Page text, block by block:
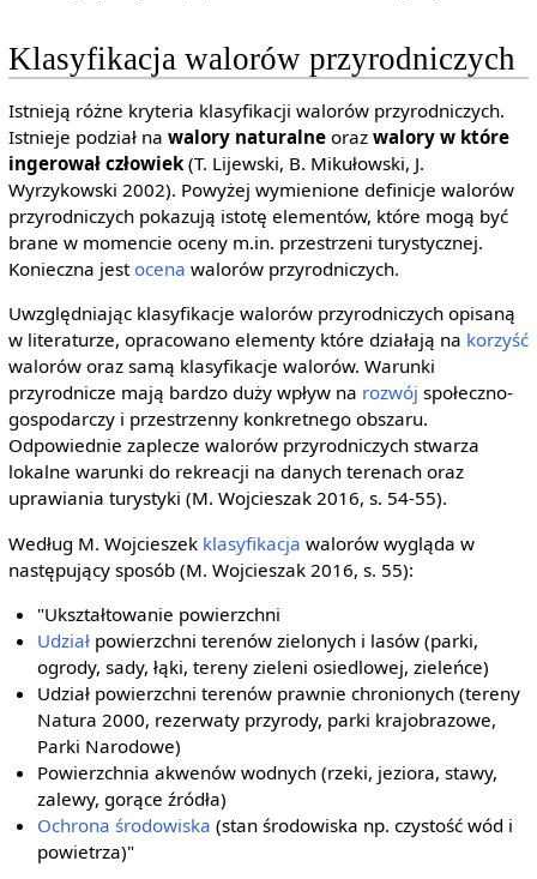
Klasyfikacja walorów przyrodniczych
Istnieją różne kryteria klasyfikacji walorów przyrodniczych.
Istnieje podział na walory naturalneoraz walory w które
ingerował człowiek(T. Lijewski, B. Mikułowski, J.
Wyrzykowski 2002). Powyżej wymienione definicje walorów
przyrodniczych pokazują istotę elementów, które mogą być
brane w momencie oceny m.in. przestrzeni turystycznej.
Konieczna jestocena walorów przyrodniczych.
Uwzględniając klasyfikacje walorów przyrodniczych opisaną
w literaturze, opracowano elementy które działają na korzyść
walorów oraz samą klasyfikacje walorów. Warunki
przyrodnicze mają bardzo duży wpływ na rozwój społeczno-
gospodarczy i przestrzenny konkretnego obszaru.
Odpowiednie zaplecze walorów przyrodniczych stwarza
lokalne warunki do rekreacji na danych terenach oraz
uprawiania turystyki (M. Wojcieszak 2016, s. 54-55).
Według M. Wojcieszek klasyfikacja walorów wygląda w
następujący sposób (M. Wojcieszak 2016, s. 55):
"Ukształtowanie powierzchni
Udział powierzchni terenów zielonych i lasów (parki,
ogrody, sady, łąki, tereny zieleni osiedlowej, zieleńce)
Udział powierzchni terenów prawnie chronionych (tereny
Natura 2000, rezerwaty przyrody, parki krajobrazowe,
Parki Narodowe)
Powierzchnia akwenów wodnych (rzeki, jeziora, stawy,
zalewy, gorące źródła)
Ochrona środowiska (stan środowiska np. czystość wód i
powietrza)"